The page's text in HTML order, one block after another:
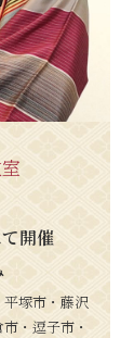
開催
塚市・藤沢
・逗子市・